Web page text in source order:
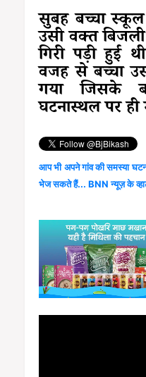
सुबह बच्चा
उसी वक्त
गिरी पड़ी हुई
वजह से बच्चा
गया जिसके
घटनास्थल पर ही
आप भी अपने गांव की समस्या
भेज सकते हैं... BNN न्यूज़ के